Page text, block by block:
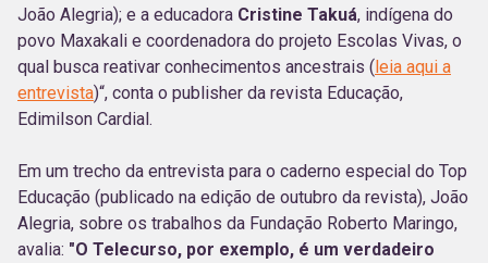
João Alegria); e a educadora Cristine Takuá, indígena do
povo Maxakali e coordenadora do projeto Escolas Vivas, o
qual busca reativar conhecimentos ancestrais (leia aqui a
entrevista)“, conta o publisher da revista Educação,
Edimilson Cardial.
Em um trecho da entrevista para o caderno especial do Top
Educação (publicado na edição de outubro da revista), João
Alegria, sobre os trabalhos da Fundação Roberto Maringo,
avalia: "O Telecurso, por exemplo, é um verdadeiro